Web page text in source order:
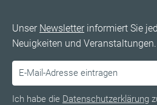
Unser Newsletterinformiert Sie
Neuigkeiten und Veranstaltungen.
Ich habe die Datenschutzerklärung